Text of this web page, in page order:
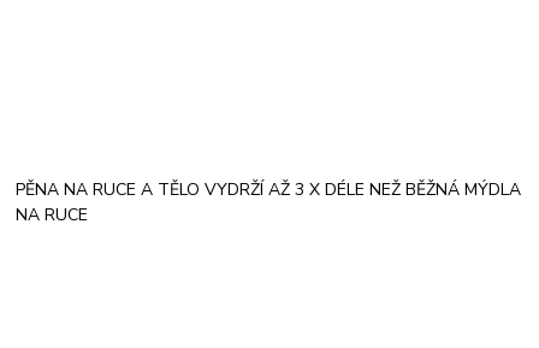
PĚNA NA RUCE A TĚLO VYDRŽÍ AŽ 3 X DÉLE NEŽ BĚŽNÁ MÝDLA
NA RUCE